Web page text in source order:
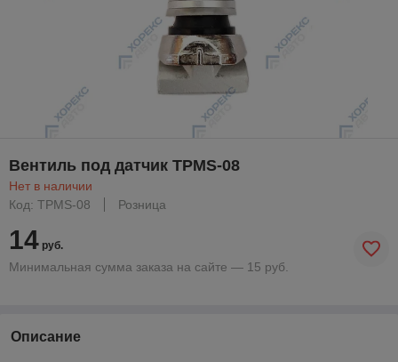
Вентиль под датчик TPMS-08
Нет в наличии
Код: TPMS-08
Розница
14 руб.
Минимальная сумма заказа на сайте — 15 руб.
Описание